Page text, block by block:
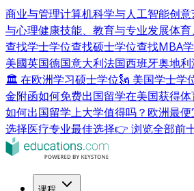
商业与管理计算机科学与人工智能创
与心理健康技能、教育与专业发展体
查找学士学位查找硕士学位查找MBA
美國英国德国意大利法国西班牙奥地利
🏛 在欧洲学习硕士学位🗽 美国学士学
金附函如何免费出国留学在美国获得
如何出国留学上大学值得吗？ 欧洲最
选择医疗专业最佳选择👉 浏览全部前